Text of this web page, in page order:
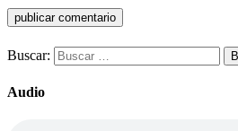
Buscar:
Audio